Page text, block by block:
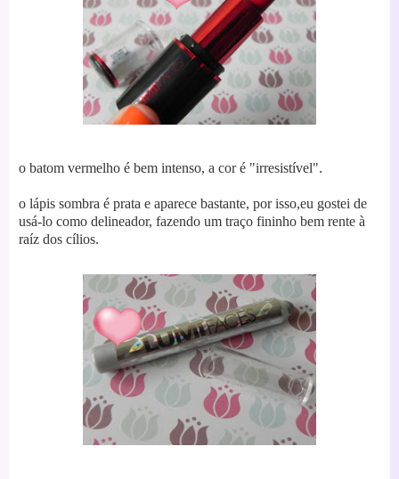
o batom vermelho é bem intenso, a cor é "irresistível".
o lápis sombra é prata e aparece bastante, por isso,eu gostei de
usá-lo como delineador, fazendo um traço fininho bem rente à
raíz dos cílios.